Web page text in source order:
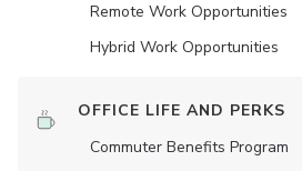
Remote Work Opportunities
Hybrid Work Opportunities
OFFICE LIFE AND PERKS
Commuter Benefits Program